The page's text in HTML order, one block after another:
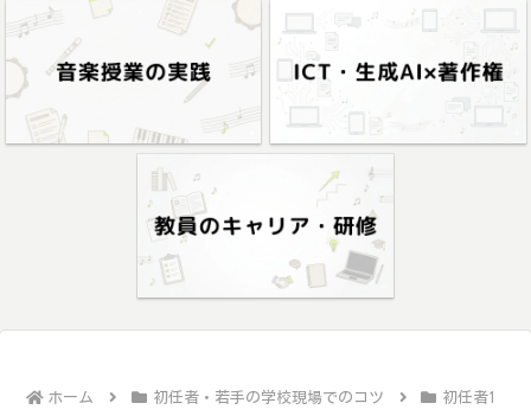
ホーム 初任者・若手の学校現場でのコツ
初任者1